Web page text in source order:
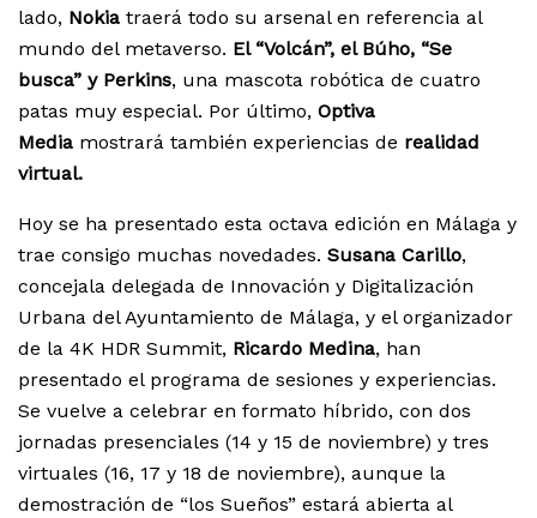
lado, Nokia traerá todo su arsenal en referencia al
mundo del metaverso. El “Volcán”, el Búho, “Se
busca” y Perkins, una mascota robótica de cuatro
patas muy especial. Por último, Optiva
Media mostrará también experiencias de realidad
virtual.
Hoy se ha presentado esta octava edición en Málaga y
trae consigo muchas novedades. Susana Carillo,
concejala delegada de Innovación y Digitalización
Urbana del Ayuntamiento de Málaga, y el organizador
de la 4K HDR Summit, Ricardo Medina, han
presentado el programa de sesiones y experiencias.
Se vuelve a celebrar en formato híbrido, con dos
jornadas presenciales (14 y 15 de noviembre) y tres
virtuales (16, 17 y 18 de noviembre), aunque la
demostración de “los Sueños” estará abierta al